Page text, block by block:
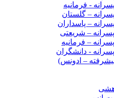
- فرمانیه
– گلستان
– پاسداران
– شریعتی
– فرمانیه
- دانشگران
– ادونس)